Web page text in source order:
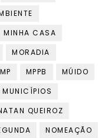
MINHA CASA
MORADIA
MP MPPB
MÚIDO
MUNICÍPIOS
QUEIROZ
NOMEAÇÃO